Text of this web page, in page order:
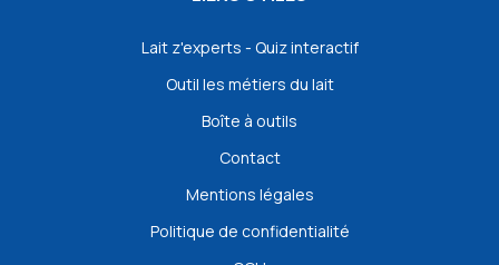
Lait z'experts - Quiz interactif
Outil les métiers du lait
Boîte à outils
Contact
Mentions légales
Politique de confidentialité